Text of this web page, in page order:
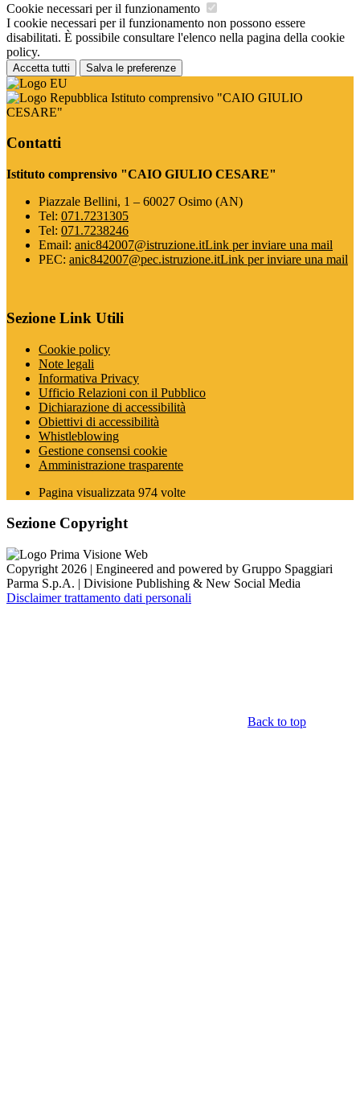
Cookie necessari per il funzionamento
I cookie necessari per il funzionamento non possono essere
disabilitati. È possibile consultare l'elenco nella pagina della cookie
policy.
Accetta tutti Salva le preferenze
Istituto comprensivo "CAIO GIULIO
CESARE"
Contatti
Istituto comprensivo "CAIO GIULIO CESARE"
Piazzale Bellini, 1 – 60027 Osimo (AN)
Tel: 071.7231305
Tel: 071.7238246
Email: anic842007@istruzione.itLink per inviare una mail
PEC: anic842007@pec.istruzione.itLink per inviare una mail
Sezione Link Utili
Cookie policy
Note legali
Informativa Privacy
Ufficio Relazioni con il Pubblico
Dichiarazione di accessibilità
Obiettivi di accessibilità
Whistleblowing
Gestione consensi cookie
Amministrazione trasparente
Pagina visualizzata 974 volte
Sezione Copyright
Copyright 2026 | Engineered and powered by Gruppo Spaggiari
Parma S.p.A. | Divisione Publishing & New Social Media
Disclaimer trattamento dati personali
Back to top